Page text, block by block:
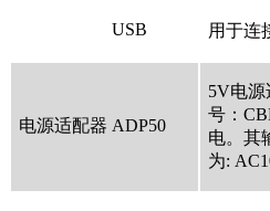
USB 用于连
电源适配器 ADP50
5V电源
号
电。
为: